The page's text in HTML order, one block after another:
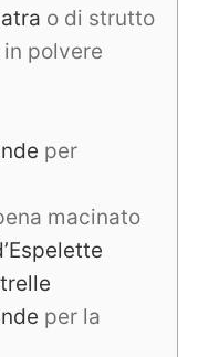
o di strutto
in polvere
per
macinato
per la